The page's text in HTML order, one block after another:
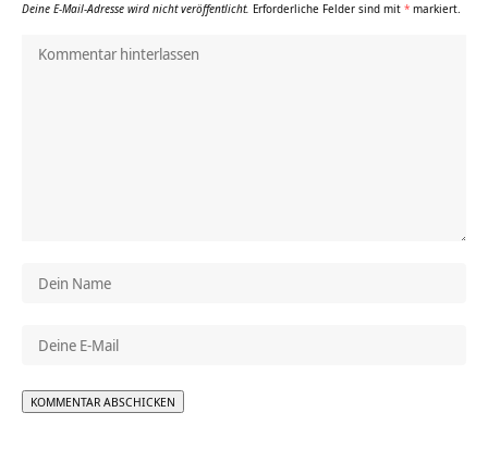
Deine E-Mail-Adresse wird nicht veröffentlicht. Erforderliche Felder sind mit * markiert.